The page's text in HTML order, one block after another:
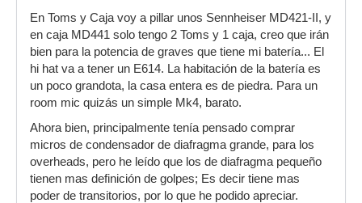
En Toms y Caja voy a pillar unos Sennheiser MD421-II, y
en caja MD441 solo tengo 2 Toms y 1 caja, creo que irán
bien para la potencia de graves que tiene mi batería... El
hi hat va a tener un E614. La habitación de la batería es
un poco grandota, la casa entera es de piedra. Para un
room mic quizás un simple Mk4, barato.
Ahora bien, principalmente tenía pensado comprar
micros de condensador de diafragma grande, para los
overheads, pero he leído que los de diafragma pequeño
tienen mas definición de golpes; Es decir tiene mas
poder de transitorios, por lo que he podido apreciar.